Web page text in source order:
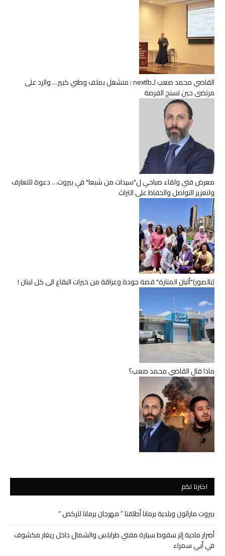
القاضي محمد صعب لـnextlb : منشغل بملف وطني كبير… والرد على
مرتضى حين تسنح الفرصة
معرض فني ولقاء صباحي ل"سيدات من شبعا" في بيروت… دعوة للتعارف
ولتعزيز التواصل والحفاظ على التراث
(بالصور)"ألبان المنارة" قصة جودة وعراقة من خيرات البقاع الى كل لبنان !
ماذا قال القاضي محمد صعب؟
اخترنا لكم
بيروت ماراثون وبلدية برمانا أطلقتا ” مهرجان برمانا للركض “
أضرار مادية إثر سقوط سيارة مفتي طرابلس والشمال داخل ريغار مكشوف
في أبي سمراء